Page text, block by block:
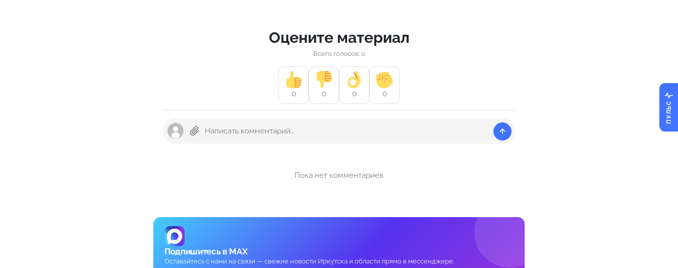
Оцените материал
Всего голосов: 0
0 0 0 0
Пока нет комментариев
Подпишитесь в MAX
Оставайтесь с нами на связи — свежие новости Иркутска и области прямо в мессенджере.
ПУЛЬС